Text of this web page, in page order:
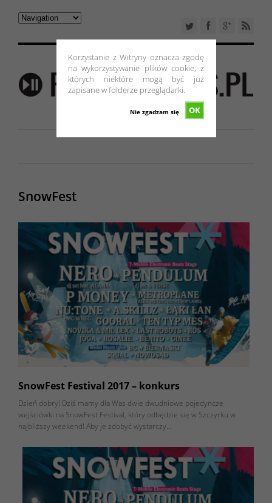
Korzystanie z Witryny oznacza zgodę
na wykorzystywanie plików cookie, z
których niektóre mogą być już
zapisane w folderze przeglądarki.
OK
Nie zgadzam się
SnowFest
SnowFest Festival 2017 – konkurs
Dzień dobry! Dziś mamy dla Was dwie dwudniowe pojedyncze
wejściówki na SnowFest Festival, który odbędzie się w Szczyrku w
najbliższy weekend! Aby je zdobyć wystarczy…